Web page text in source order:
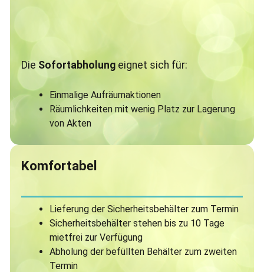
Die Sofortabholungeignet sich für:
Einmalige Aufräumaktionen
Räumlichkeiten mit wenig Platz zur Lagerung
von Akten
Komfortabel
Lieferung der Sicherheitsbehälter zum Termin
Sicherheitsbehälter stehen bis zu 10 Tage
mietfrei zur Verfügung
Abholung der befüllten Behälter zum zweiten
Termin